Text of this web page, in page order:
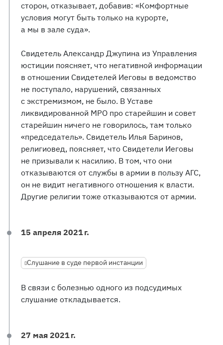
сторон, отказывает, добавив: «Комфортные
условия могут быть только на курорте,
а мы в зале суда».
Свидетель Александр Джупина из Управления
юстиции поясняет, что негативной информации
в отношении Свидетелей Иеговы в ведомство
не поступало, нарушений, связанных
с экстремизмом, не было. В Уставе
ликвидированной МРО про старейшин и совет
старейшин ничего не говорилось, там только
«председатель». Свидетель Илья Баринов,
религиовед, поясняет, что Свидетели Иеговы
не призывали к насилию. В том, что они
отказываются от службы в армии в пользу АГС,
он не видит негативного отношения к власти.
Другие религии тоже отказываются от армии.
15 апреля 2021 г.
Слушание в суде первой инстанции
В связи с болезнью одного из подсудимых
слушание откладывается.
27 мая 2021 г.